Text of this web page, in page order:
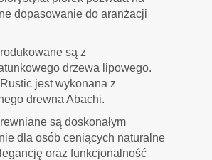
dopasowanie do aranżacji
są z
drzewa lipowego.
jest wykonana z
drewna Abachi.
są doskonałym
dla osób ceniących naturalne
oraz funkcjonalność